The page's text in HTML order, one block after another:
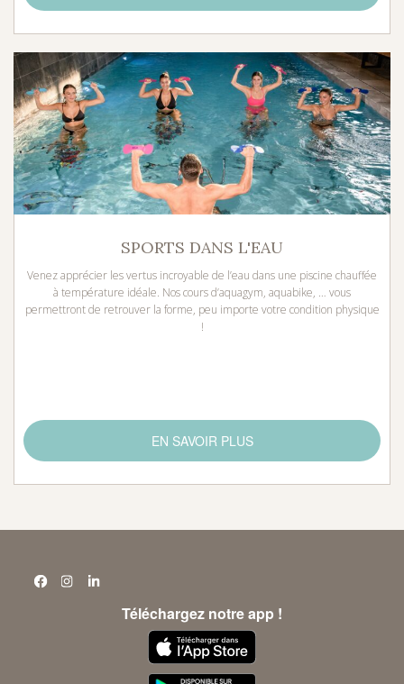
SPORTS DANS L'EAU
Venez apprécier les vertus incroyable de l’eau dans une piscine chauffée
à température idéale. Nos cours d’aquagym, aquabike, … vous
permettront de retrouver la forme, peu importe votre condition physique
!
EN SAVOIR PLUS
Téléchargez notre app !